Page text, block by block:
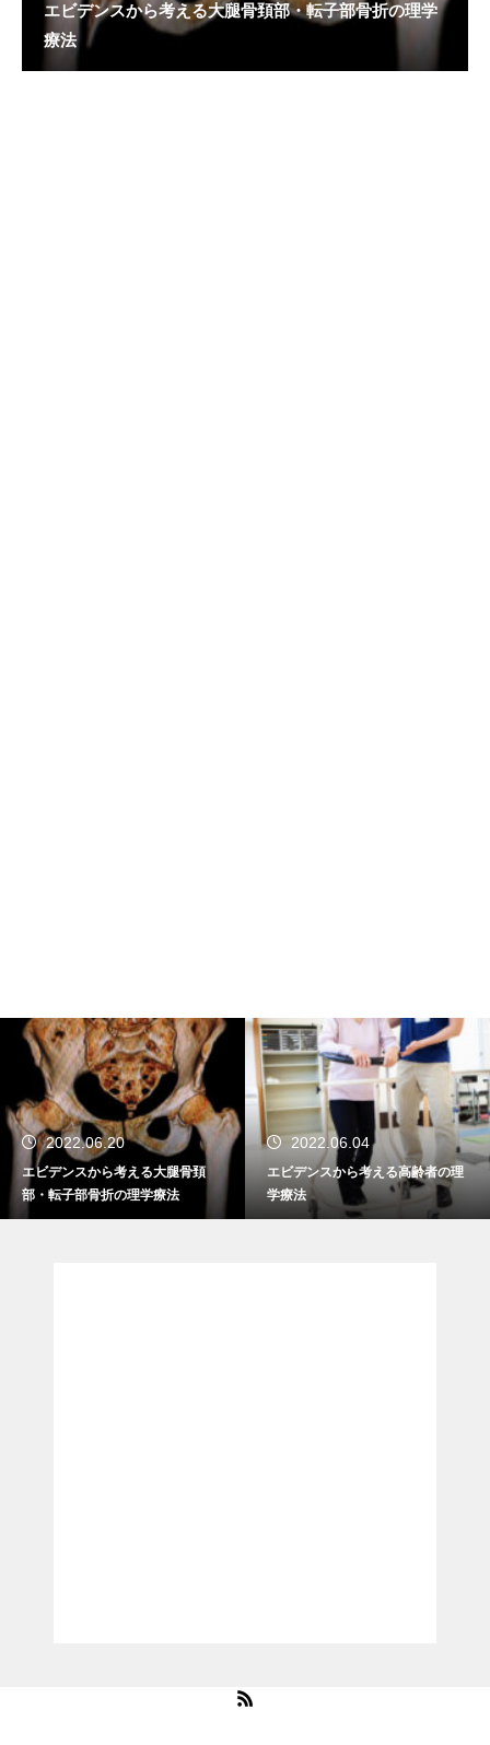
エビデンスから考える大腿骨頚部・転子部骨折の理学
療法
2022.06.20
エビデンスから考える大腿骨頚
部・転子部骨折の理学療法
2022.06.04
エビデンスから考える高齢者の理
学療法